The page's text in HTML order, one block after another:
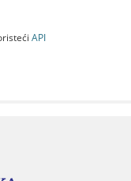
API